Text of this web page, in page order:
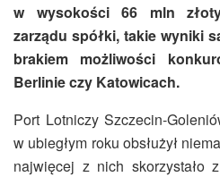
w wysokości 66 mln
zarządu spółki, takie wyniki
brakiem możliwości
Berlinie czy Katowicach.
Port Lotniczy Szczecin-
w ubiegłym roku obsłużył
najwięcej z nich skorzystało